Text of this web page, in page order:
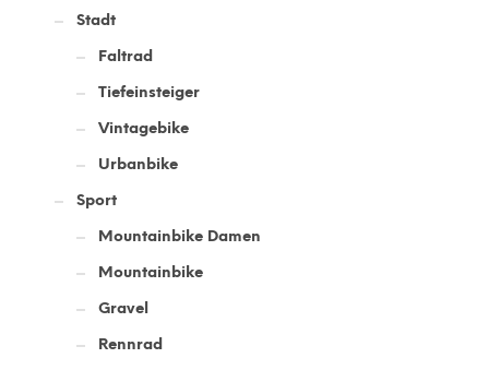
Stadt
Faltrad
Tiefeinsteiger
Vintagebike
Urbanbike
Sport
Mountainbike Damen
Mountainbike
Gravel
Rennrad